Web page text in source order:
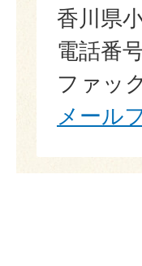
香川県
電話番
ファッ
メール